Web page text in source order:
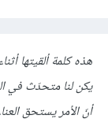
هذه كلمة ألقيتها
يكن لنا متحدّث في
أنّ الأمر يستحق